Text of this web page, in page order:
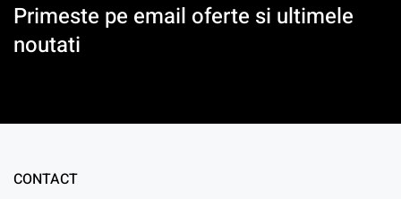
Primeste pe email oferte si ultimele
noutati
CONTACT